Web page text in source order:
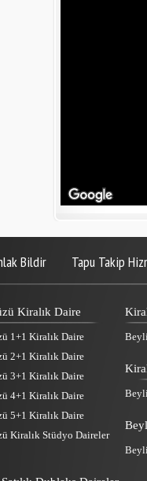
Bildir Tapu Takip
Kiralık Daire
1+1 Kiralık Daire
2+1 Kiralık Daire
3+1 Kiralık Daire
4+1 Kiralık Daire
5+1 Kiralık Daire
Kiralık Stüdyo Daireler